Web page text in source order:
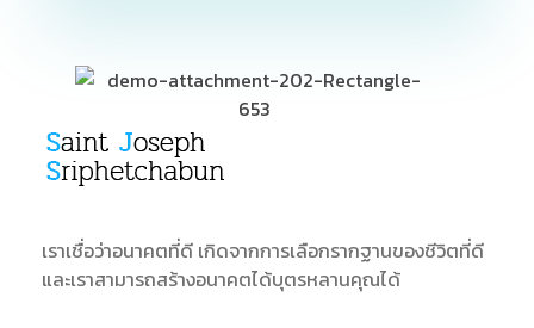
เราเชื่อว่าอนาคตที่ดี เกิดจากการเลือกรากฐานของชีวิตที่ดี
และเราสามารถสร้างอนาคตได้บุตรหลานคุณได้